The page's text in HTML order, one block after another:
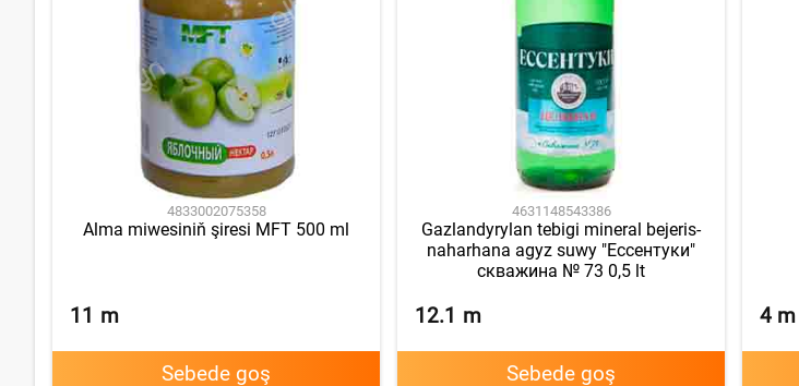
4833002075358
Alma miwesiniň şiresi MFT 500 ml
11 m
Sebede goş
4631148543386
Gazlandyrylan tebigi mineral bejeris-
naharhana agyz suwy "Ессентуки"
скважина № 73 0,5 lt
12.1 m
Sebede goş
4 m